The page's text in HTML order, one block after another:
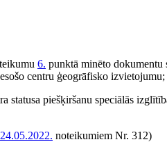
6. punktā minēto dokumentu
centru ģeogrāfisko izvietojumu;
piešķiršanu speciālās
24.05.2022. noteikumiem Nr. 312)